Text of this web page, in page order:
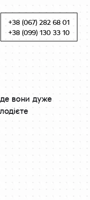
Skip to content
+38 (067) 282 68 01
+38 (099) 130 33 10
вони дуже